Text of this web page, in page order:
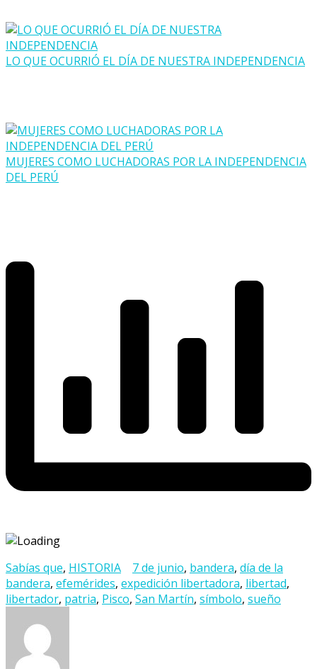
LO QUE OCURRIÓ EL DÍA DE NUESTRA INDEPENDENCIA
MUJERES COMO LUCHADORAS POR LA INDEPENDENCIA
DEL PERÚ
Sabías que, HISTORIA 7 de junio, bandera, día de la
bandera, efemérides, expedición libertadora, libertad,
libertador, patria, Pisco, San Martín, símbolo, sueño